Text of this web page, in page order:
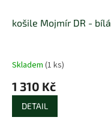
košile Mojmír DR - bílá
Skladem (1 ks)
1 310 Kč
DETAIL